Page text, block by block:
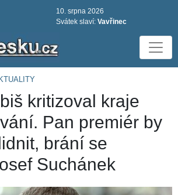
10. srpna 2026
Svátek slaví: Vavřinec
kritizoval kraje
Pan premiér by
brání se
Suchánek